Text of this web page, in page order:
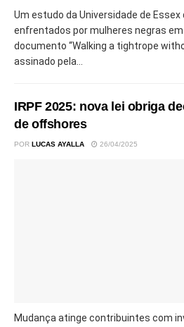
Um estudo da Universidade de
enfrentados por mulheres negras
documento “Walking a tightrope
assinado pela...
IRPF 2025: nova lei obriga
de offshores
POR LUCAS AYALLA 26/04/2025
Mudança atinge contribuintes com